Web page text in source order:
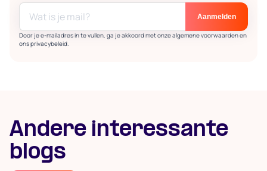
Door je e-mailadres in te vullen, ga je akkoord met onze algemene voorwaarden en
ons privacybeleid.
Andere interessante
blogs